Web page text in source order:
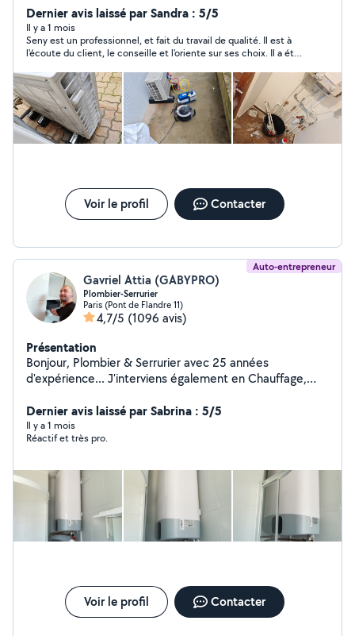
thermique, en installant et entretenant des
équipements performants et économes en énergie.
Dernier avis laissé par Sandra : 5/5
Il y a 1 mois
Seny est un professionnel, et fait du travail de qualité. Il est à
l'écoute du client, le conseille et l'oriente sur ses choix. Il a été
Je le recommande déjà autour de moi car il le mérite.
Voir le profil Contacter
Auto-entrepreneur
Gavriel Attia (GABYPRO)
Plombier-Serrurier
Paris (Pont de Flandre 11)
4,7/5 (1096 avis)
Présentation
Bonjour, Plombier & Serrurier avec 25 années
d'expérience... J'interviens également en Chauffage,
rapide... Je me ferai un plaisir de vous rendre service
mes chers voisins.... Si vous me contactez directement,
merci de me laisser vos coordonnées téléphoniques...
Dernier avis laissé par Sabrina : 5/5
Il y a 1 mois
Réactif et très pro.
Voir le profil Contacter